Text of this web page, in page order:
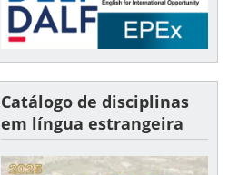
Catálogo de disciplinas
em língua estrangeira